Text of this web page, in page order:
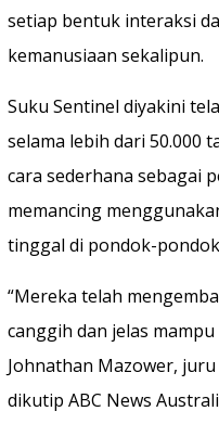
setiap bentuk interaksi
kemanusiaan sekalipun.
Suku Sentinel diyakini
selama lebih dari 50.000
cara sederhana sebagai
memancing
tinggal di pondok-
“Mereka telah
canggih dan jelas
Johnathan Mazower,
dikutip ABC News